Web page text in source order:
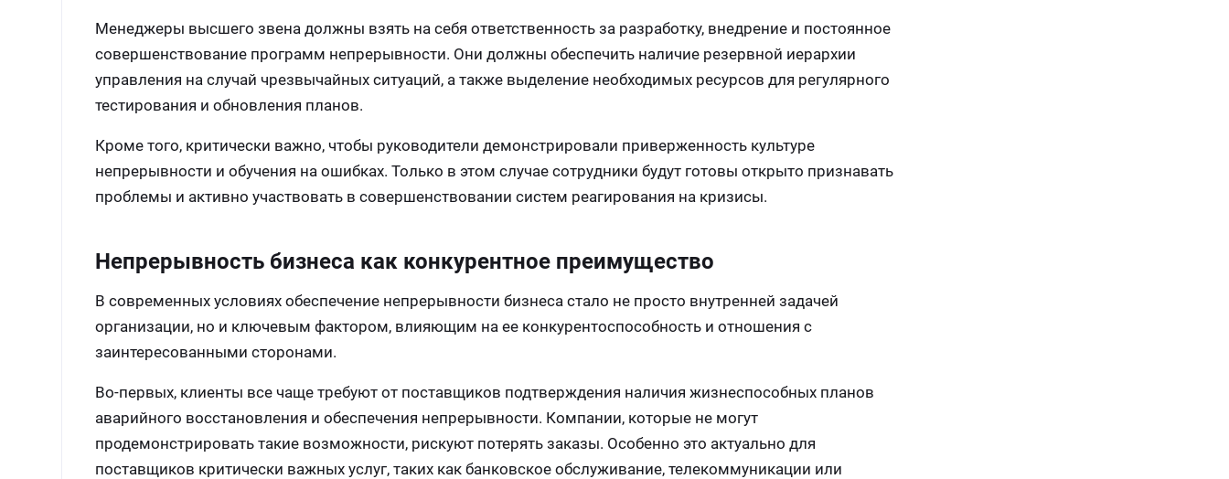
Менеджеры высшего звена должны взять на себя ответственность за разработку, внедрение и постоянное
совершенствование программ непрерывности. Они должны обеспечить наличие резервной иерархии
управления на случай чрезвычайных ситуаций, а также выделение необходимых ресурсов для регулярного
тестирования и обновления планов.
Кроме того, критически важно, чтобы руководители демонстрировали приверженность культуре
непрерывности и обучения на ошибках. Только в этом случае сотрудники будут готовы открыто признавать
проблемы и активно участвовать в совершенствовании систем реагирования на кризисы.
Непрерывность бизнеса как конкурентное преимущество
В современных условиях обеспечение непрерывности бизнеса стало не просто внутренней задачей
организации, но и ключевым фактором, влияющим на ее конкурентоспособность и отношения с
заинтересованными сторонами.
Во-первых, клиенты все чаще требуют от поставщиков подтверждения наличия жизнеспособных планов
аварийного восстановления и обеспечения непрерывности. Компании, которые не могут
продемонстрировать такие возможности, рискуют потерять заказы. Особенно это актуально для
поставщиков критически важных услуг, таких как банковское обслуживание, телекоммуникации или